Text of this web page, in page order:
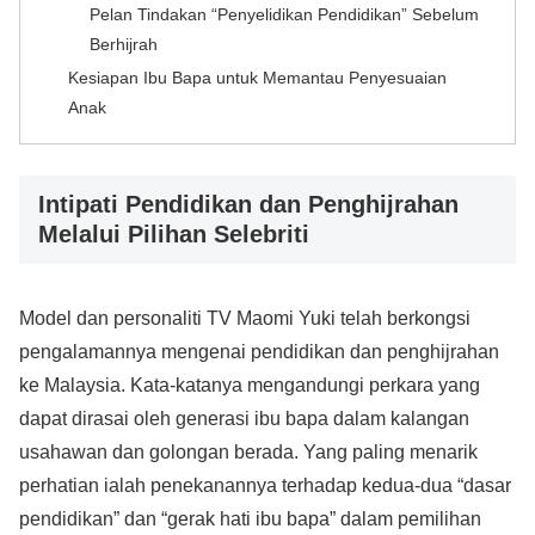
Pelan Tindakan “Penyelidikan Pendidikan” Sebelum
Berhijrah
Kesiapan Ibu Bapa untuk Memantau Penyesuaian
Anak
Intipati Pendidikan dan Penghijrahan
Melalui Pilihan Selebriti
Model dan personaliti TV Maomi Yuki telah berkongsi
pengalamannya mengenai pendidikan dan penghijrahan
ke Malaysia. Kata-katanya mengandungi perkara yang
dapat dirasai oleh generasi ibu bapa dalam kalangan
usahawan dan golongan berada. Yang paling menarik
perhatian ialah penekanannya terhadap kedua-dua “dasar
pendidikan” dan “gerak hati ibu bapa” dalam pemilihan